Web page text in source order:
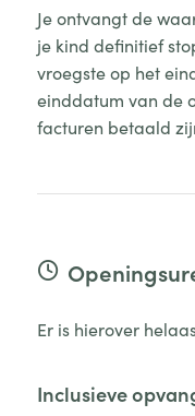
Je ontvangt de
je kind definitief
vroegste op het
einddatum van de
facturen betaald
Er is hierover
Inclusieve